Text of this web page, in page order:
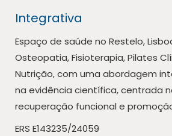
Integrativa
Espaço de saúde no Restelo,
Osteopatia, Fisioterapia, Pilates
Nutrição, com uma abordagem
na evidência científica, centrada
recuperação funcional e
ERS E143235/24059